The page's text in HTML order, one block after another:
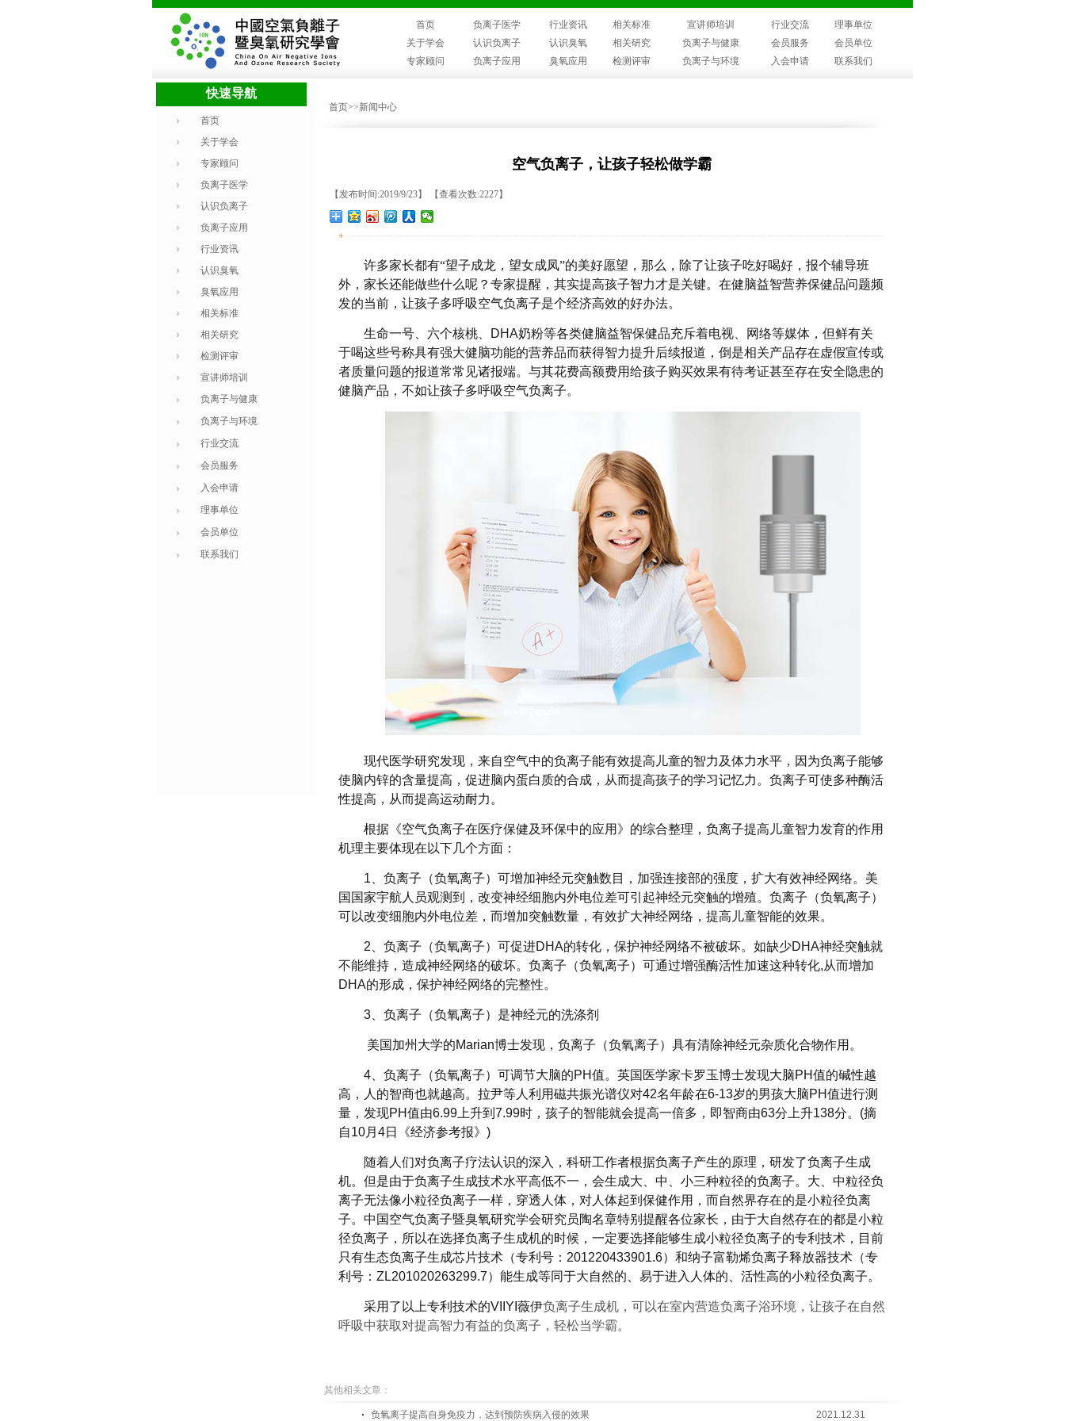
首页 负离子医学 行业资讯 相关标准 宣讲师培训 行业交流
理事单位
关于学会
认识负离子 认识臭氧 相关研究 负离子与健康 会员服务
会员单位
专家顾问
负离子应用 臭氧应用 检测评审 负离子与环境 入会申请 联系我们
快速导航
首页
关于学会
专家顾问
负离子医学
认识负离子
负离子应用
行业资讯
认识臭氧
臭氧应用
相关标准
相关研究
检测评审
宣讲师培训
负离子与健康
负离子与环境
行业交流
会员服务
入会申请
理事单位
会员单位
联系我们
首页>>新闻中心
空气负离子，让孩子轻松做学霸
【发布时间:2019/9/23】 【查看次数:2227】
+
许多家长都有“望子成龙，望女成凤”的美好愿望， 那么，除了让孩子吃好喝好，报个辅导班
外，家长还能做些什么呢？ 专家提醒， 其实提高孩子智力才是关键。在健脑益智营养保健品问题频
发的当前，让孩子多呼吸空气负离子是个经济高效的好办法。
生命一号、六个核桃、
DHA奶粉等各类健脑益智保健品充斥着电视、网络等媒体，但鲜有关
于喝这些号称具有强大健脑功能的营养品而获得智力提升后续报道，倒是相关产品存在虚假宣传或
者质量问题的报道常常见诸报端。与其花费高额费用给孩子购买效果有待考证甚至存在安全隐患的
健脑产品，不如让孩子多呼吸空气负离子。
现代医学研究发现，来自空气中的负离子能有效提高儿童的智力及体力水平，因为负离子能够
使脑内锌的含量提高，促进脑内蛋白质的合成，从而提高孩子的学习记忆力。负离子可使多种酶活
性提高，从而提高运动耐力。
根据《空气负离子在医疗保健及环保中的应用》的综合整理，负离子提高儿童智力发育的作用
机理主要体现在以下几个方面：
1、负离子（负氧离子）可增加神经元突触数目，加强连接部的强度，扩大有效神经网络。美
国国家宇航人员观测到，改变神经细胞内外电位差可引起神经元突触的增殖。负离子（负氧离子）
可以改变细胞内外电位差，而增加突触数量，有效扩大神经网络，提高儿童智能的效果。
2、负离子（负氧离子）可促进DHA的转化，保护神经网络不被破坏。如缺少DHA神经突触就
不能维持，造成神经网络的破坏。负离子（负氧离子）可通过增强酶活性加速这种转化,从而增加
DHA的形成，保护神经网络的完整性。
3、负离子（负氧离子）是神经元的洗涤剂
美国加州大学的Marian博士发现，负离子（负氧离子）具有清除神经元杂质化合物作用。
4、负离子（负氧离子）可调节大脑的PH值。英国医学家卡罗玉博士发现大脑PH值的碱性越
高，人的智商也就越高。拉尹等人利用磁共振光谱仪对42名年龄在6-13岁的男孩大脑PH值进行测
量，发现PH值由6.99上升到7.99时，孩子的智能就会提高一倍多，即智商由63分上升138分。(摘
自10月4日《经济参考报》)
随着人们对负离子疗法认识的深入，科研工作者根据负离子产生的原理，研发了负离子生成
机。但是由于负离子生成技术水平高低不一，会生成大、中、小三种粒径的负离子。大、中粒径负
离子无法像小粒径负离子一样，穿透人体，对人体起到保健作用，而自然界存在的是小粒径负离
子。中国空气负离子暨臭氧研究学会研究员陶名章特别提醒各位家长，由于大自然存在的都是小粒
径负离子，所以在选择负离子生成机的时候，一定要选择能够生成小粒径负离子的专利技术，目前
只有生态负离子生成芯片技术（专利号： 201220433901.6）和纳子富勒烯负离子释放器技术（专
利号：ZL201020263299.7）能生成等同于大自然的、易于进入人体的、活性高的小粒径负离子。
采用了以上专利技术的VIIYI薇伊负离子生成机，可以在室内营造负离子浴环境，让孩子在自然
呼吸中获取对提高智力有益的负离子，轻松当学霸。
其他相关文章：
负氧离子提高自身免疫力，达到预防疾病入侵的效果 2021.12.31